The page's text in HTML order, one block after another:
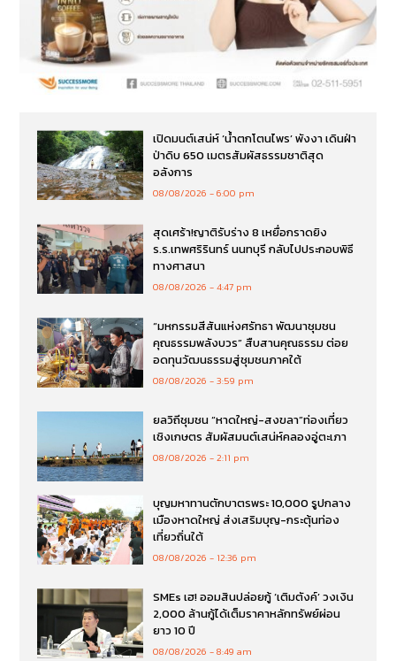
เปิดมนต์เสน่ห์ ‘น้ำตกโตนไพร’ พังงา เดินฝ่า
ป่าดิบ 650 เมตรสัมผัสธรรมชาติสุด
อลังการ
08/08/2026 6:00 pm
สุดเศร้า!ญาติรับร่าง 8 เหยื่อกราดยิง
ร.ร.เทพศริรินทร์ นนทบุรี กลับไปประกอบพิธี
ทางศาสนา
08/08/2026 4:47 pm
“มหกรรมสีสันแห่งศรัทธา พัฒนาชุมชน
คุณธรรมพลังบวร” สืบสานคุณธรรม ต่อย
อดทุนวัฒนธรรมสู่ชุมชนภาคใต้
08/08/2026 3:59 pm
ยลวิถีชุมชน “หาดใหญ่-สงขลา”ท่องเที่ยว
เชิงเกษตร สัมผัสมนต์เสน่ห์คลองอู่ตะเภา
08/08/2026 2:11 pm
บุญมหาทานตักบาตรพระ 10,000 รูปกลาง
เมืองหาดใหญ่ ส่งเสริมบุญ-กระตุ้นท่อง
เที่ยวถิ่นใต้
08/08/2026 12:36 pm
SMEs เฮ! ออมสินปล่อยกู้ ‘เติมตังค์’ วงเงิน
2,000 ล้านกู้ได้เต็มราคาหลักทรัพย์ผ่อน
ยาว 10 ปี
08/08/2026 8:49 am